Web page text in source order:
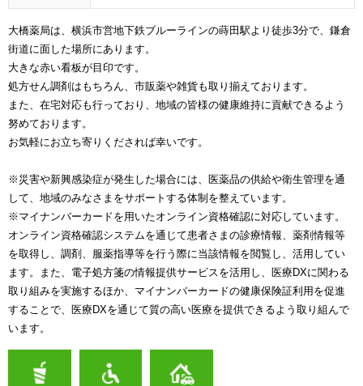
大橋薬局は、横浜市営地下鉄ブルーラインの蒔田駅より徒歩3分で、鎌倉
街道に面した場所にあります。
大きな赤い看板が目印です。
処方せん調剤はもちろん、市販薬や雑貨も取り揃えております。
また、在宅対応も行っており、地域の皆様の健康維持に貢献できるよう
努めております。
お気軽にお立ち寄りくだされば幸いです。
※災害や新興感染症が発生した場合には、医薬品の供給や衛生管理を通
して、地域のみなさまをサポートする体制を整えています。
※マイナンバーカードを用いたオンライン資格確認に対応しています。
オンライン資格確認システムを通じて患者さまの診療情報、薬剤情報等
を取得し、調剤、服薬指導等を行う際に当該情報を閲覧し、活用してい
ます。また、電子処方箋の情報提供サービスを活用し、医療DXに関わる
取り組みを実施するほか、マイナンバーカードの健康保険証利用を促進
することで、医療DXを通じて質の高い医療を提供できるよう取り組んで
います。